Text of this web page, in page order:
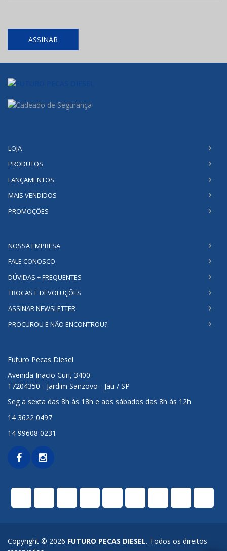
LOJA
PRODUTOS
LANÇAMENTOS
MAIS VENDIDOS
PROMOÇÕES
NOSSA EMPRESA
FALE CONOSCO
DÚVIDAS + FREQUENTES
TROCAS E DEVOLUÇÕES
ASSINAR NEWSLETTER
PROCUROU E NÃO ENCONTROU?
Futuro Pecas Diesel
Avenida Inacio Curi, 3400
17204350 - Jardim Sanzovo - Jau / SP
Seg a sexta das 8h às 18h e aos sábados das 8h às 12h
14 3622 0497
14 99608 0231
Copyright © 2026 FUTURO PECAS DIESEL. Todos os direitos